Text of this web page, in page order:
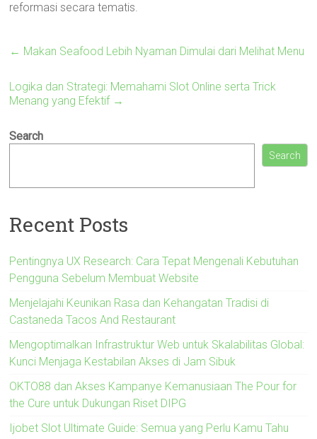
reformasi secara tematis.
← Makan Seafood Lebih Nyaman Dimulai dari Melihat Menu
Logika dan Strategi: Memahami Slot Online serta Trick
Menang yang Efektif →
Search
Search
Recent Posts
Pentingnya UX Research: Cara Tepat Mengenali Kebutuhan
Pengguna Sebelum Membuat Website
Menjelajahi Keunikan Rasa dan Kehangatan Tradisi di
Castaneda Tacos And Restaurant
Mengoptimalkan Infrastruktur Web untuk Skalabilitas Global:
Kunci Menjaga Kestabilan Akses di Jam Sibuk
OKTO88 dan Akses Kampanye Kemanusiaan The Pour for
the Cure untuk Dukungan Riset DIPG
Ijobet Slot Ultimate Guide: Semua yang Perlu Kamu Tahu